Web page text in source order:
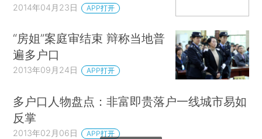
2014年04月23日 APP打开
“房姐”案庭审结束 辩称当地普
遍多户口
2013年09月24日 APP打开
多户口人物盘点：非富即贵落户一线城市易如
反掌
2013年02月06日 APP打开